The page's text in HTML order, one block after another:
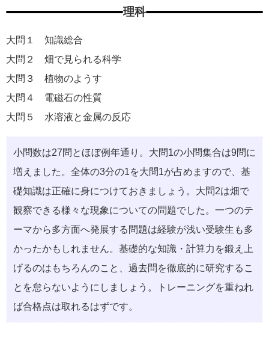
理科
大問１ 知識総合
大問２ 畑で見られる科学
大問３ 植物のようす
大問４ 電磁石の性質
大問５ 水溶液と金属の反応
小問数は27問とほぼ例年通り。大問1の小問集合は9問に
増えました。全体の3分の1を大問1が占めますので、基
礎知識は正確に身につけておきましょう。大問2は畑で
観察できる様々な現象についての問題でした。一つのテ
ーマから多方面へ発展する問題は経験が浅い受験生も多
かったかもしれません。基礎的な知識・計算力を鍛え上
げるのはもちろんのこと、過去問を徹底的に研究するこ
とを怠らないようにしましょう。トレーニングを重ねれ
ば合格点は取れるはずです。